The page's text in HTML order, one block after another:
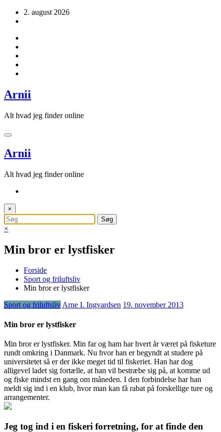
Videre 2. august 2026
Arnii
Alt hvad jeg finder online
Arnii
Alt hvad jeg finder online
×
×
Min bror er lystfisker
Forside
Sport og friluftsliv
Min bror er lystfisker
Sport og friluftslivArne I. Ingvardsen 19. november 2013
Min bror er lystfisker
Min bror er lystfisker. Min far og ham har hvert år været på fisketure
rundt omkring i Danmark. Nu hvor han er begyndt at studere på
universitetet så er der ikke meget tid til fiskeriet. Han har dog
alligevel ladet sig fortælle, at han vil bestræbe sig på, at komme ud
og fiske mindst en gang om måneden. I den forbindelse har han
meldt sig ind i en klub, hvor man kan få rabat på forskellige ture og
arrangementer.
Jeg tog ind i en fiskeri forretning, for at finde den